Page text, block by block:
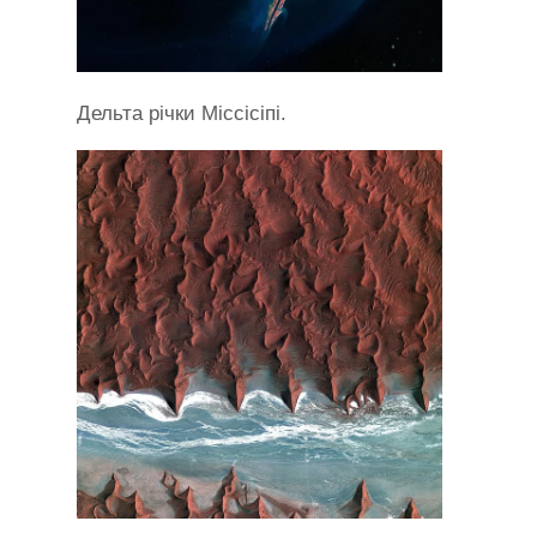
Дельта річки Міссісіпі.